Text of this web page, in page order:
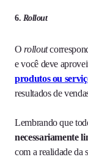
6. Rollout
Orollout
e você deve
produtos ou
resultados de
Lembrando que
necessariamente
com a realidade da